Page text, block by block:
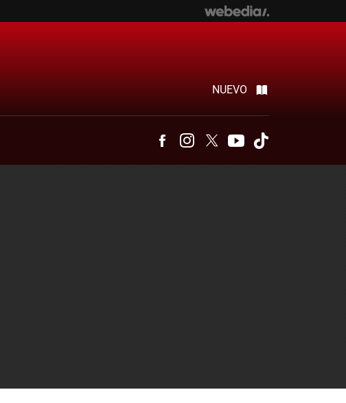
NUEVO
FacebookInstagram
Twitter Youtube